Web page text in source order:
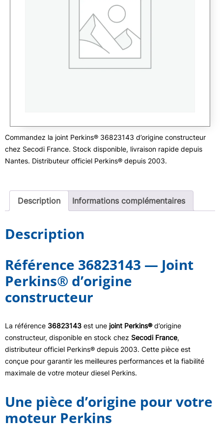
Commandez la joint Perkins® 36823143 d’origine constructeur
chez Secodi France. Stock disponible, livraison rapide depuis
Nantes. Distributeur officiel Perkins® depuis 2003.
Description Informations complémentaires
Description
Référence 36823143 — Joint
Perkins® d’origine
constructeur
La référence 36823143 est une joint Perkins®d’origine
constructeur, disponible en stock chez Secodi France,
distributeur officiel Perkins® depuis 2003. Cette pièce est
conçue pour garantir les meilleures performances et la fiabilité
maximale de votre moteur diesel Perkins.
Une pièce d’origine pour votre
moteur Perkins